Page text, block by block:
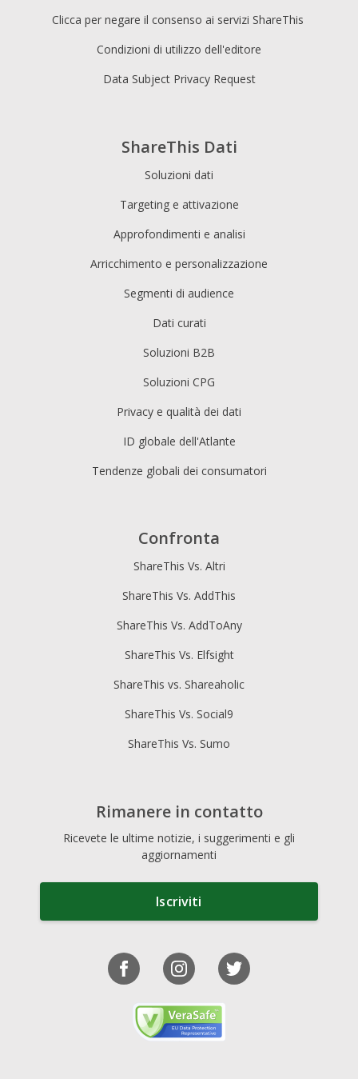
ShareThis Dati
Soluzioni dati
Targeting e attivazione
Approfondimenti e analisi
Arricchimento e personalizzazione
Segmenti di audience
Dati curati
Soluzioni B2B
Soluzioni CPG
Privacy e qualità dei dati
ID globale dell'Atlante
Tendenze globali dei consumatori
Clicca per negare il consenso ai servizi ShareThis
Condizioni di utilizzo dell'editore
Data Subject Privacy Request
Confronta
ShareThis Vs. Altri
ShareThis Vs. AddThis
ShareThis Vs. AddToAny
ShareThis Vs. Elfsight
ShareThis vs. Shareaholic
ShareThis Vs. Social9
ShareThis Vs. Sumo
Rimanere in contatto
Ricevete le ultime notizie, i suggerimenti e gli
aggiornamenti
Iscriviti